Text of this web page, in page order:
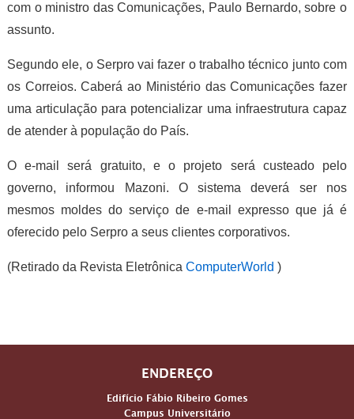
com o ministro das Comunicações, Paulo Bernardo, sobre o
assunto.
Segundo ele, o Serpro vai fazer o trabalho técnico junto com
os Correios. Caberá ao Ministério das Comunicações fazer
uma articulação para potencializar uma infraestrutura capaz
de atender à população do País.
O e-mail será gratuito, e o projeto será custeado pelo
governo, informou Mazoni. O sistema deverá ser nos
mesmos moldes do serviço de e-mail expresso que já é
oferecido pelo Serpro a seus clientes corporativos.
(Retirado da Revista Eletrônica ComputerWorld )
ENDEREÇO
Edifício Fábio Ribeiro Gomes
Campus Universitário